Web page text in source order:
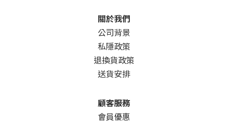
關於我們
公司背景
私隱政策
退換貨政策
送貨安排
顧客服務
會員優惠